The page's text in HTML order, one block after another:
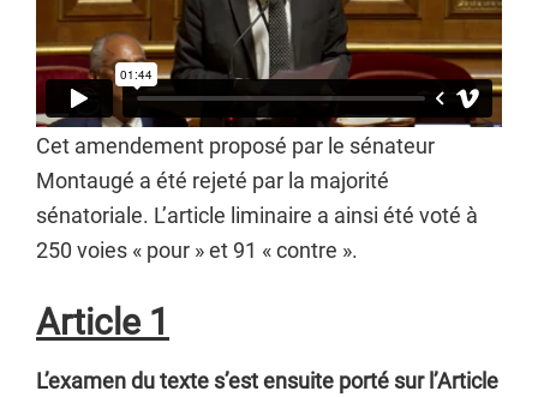
Cet amendement proposé par le sénateur
Montaugé a été rejeté par la majorité
sénatoriale. L’article liminaire a ainsi été voté à
250 voies « pour » et 91 « contre ».
Article 1
L’examen du texte s’est ensuite porté sur l’Article